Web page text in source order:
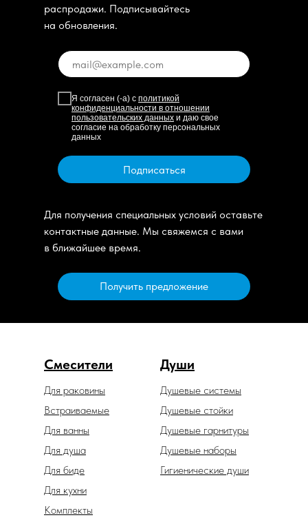
распродажи. Подписывайтесь
на обновления.
Я согласен (-а) с политикой
конфиденциальности в отношении
пользовательских данных и даю свое
согласие на обработку персональных
данных
Подписаться
Для получения специальных условий оставьте
контактные данные. Мы свяжемся с вами
в ближайшее время.
Получить предложение
Смесители Души
Душевые гарнитуры
Душевые системы
Гигиенические души
Душевые наборы
Встраиваемые
Для биде
Для ванны
Для душа
Для раковины
Для кухни
Душевые стойки
Комплекты